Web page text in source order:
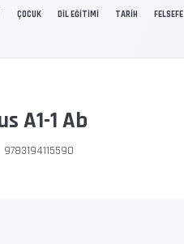
ÇOCUK DİL EĞİTİMİ TARİH FELSEFE
A1-1 Ab
9783194115590